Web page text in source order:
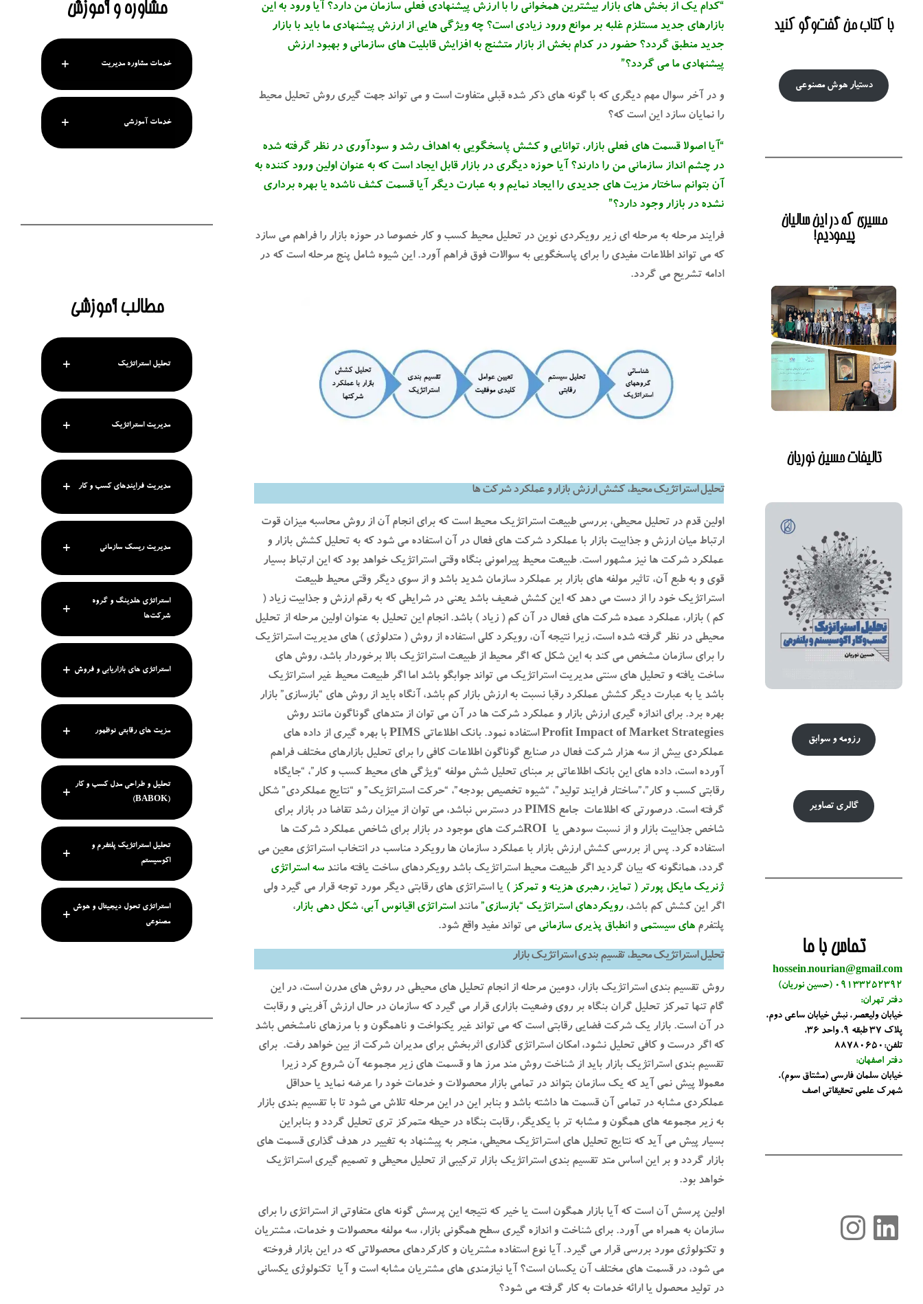
“کدام یک از بخش های بازار بیشترین همخوانی را با ارزش پیشنهادی فعلی سازمان من دارد؟ آیا ورود به این
بازارهای جدید مستلزم غلبه بر موانع ورود زیادی است؟ چه ویژگی هایی از ارزش پیشنهادی ما باید با بازار
جدید منطبق گردد؟ حضور در کدام بخش از بازار متشنج به افزایش قابلیت های سازمانی و بهبود ارزش
پیشنهادی ما می گردد؟”
و در آخر سوال مهم دیگری که با گونه های ذکر شده قبلی متفاوت است و می تواند جهت گیری روش تحلیل محیط
را نمایان سازد این است که؟
“آیا اصولا قسمت های فعلی بازار، توانایی و کشش پاسخگویی به اهداف رشد و سودآوری در نظر گرفته شده
در چشم انداز سازمانی من را دارند؟ آیا حوزه دیگری در بازار قابل ایجاد است که به عنوان اولین ورود کننده به
آن بتوانم ساختار مزیت های جدیدی را ایجاد نمایم و به عبارت دیگر آیا قسمت کشف ناشده یا بهره برداری
نشده در بازار وجود دارد؟”
فرایند مرحله به مرحله ای زیر رویکردی نوین در تحلیل محیط کسب و کار خصوصا در حوزه بازار را فراهم می سازد
که می تواند اطلاعات مفیدی را برای پاسخگویی به سوالات فوق فراهم آورد. این شیوه شامل پنج مرحله است که در
ادامه تشریح می گردد.
تحلیل استراتژیک محیط، کشش ارزش بازار و عملکرد شرکت ها
اولین قدم در تحلیل محیطی، بررسی طبیعت استراتژیک محیط است که برای انجام آن از روش محاسبه میزان قوت
ارتباط میان ارزش و جذابیت بازار با عملکرد شرکت های فعال در آن استفاده می شود که به تحلیل کشش بازار و
عملکرد شرکت ها نیز مشهور است. طبیعت محیط پیرامونی بنگاه وقتی استراتژیک خواهد بود که این ارتباط بسیار
قوی و به طبع آن، تاثیر مولفه های بازار بر عملکرد سازمان شدید باشد و از سوی دیگر وقتی محیط طبیعت
استراتژیک خود را از دست می دهد که این کشش ضعیف باشد یعنی در شرایطی که به رقم ارزش و جذابیت زیاد (
کم ) بازار، عملکرد عمده شرکت های فعال در آن کم ( زیاد ) باشد. انجام این تحلیل به عنوان اولین مرحله از تحلیل
محیطی در نظر گرفته شده است، زیرا نتیجه آن، رویکرد کلی استفاده از روش ( متدلوژی ) های مدیریت استراتژیک
را برای سازمان مشخص می کند به این شکل که اگر محیط از طبیعت استراتژیک بالا برخوردار باشد، روش های
ساخت یافته و تحلیل های سنتی مدیریت استراتژیک می تواند جوابگو باشد اما اگر طبیعت محیط غیر استراتژیک
باشد یا به عبارت دیگر کشش عملکرد رقبا نسبت به ارزش بازار کم باشد، آنگاه باید از روش های “بازسازی” بازار
بهره برد. برای اندازه گیری ارزش بازار و عملکرد شرکت ها در آن می توان از متدهای گوناگون مانند روش
Profit Impact of Market Strategies استفاده نمود. بانک اطلاعاتی PIMS با بهره گیری از داده های
عملکردی بیش از سه هزار شرکت فعال در صنایع گوناگون اطلاعات کافی را برای تحلیل بازارهای مختلف فراهم
آورده است، داده های این بانک اطلاعاتی بر مبنای تحلیل شش مولفه “ویژگی های محیط کسب و کار”، “جایگاه
رقابتی کسب و کار”،”ساختار فرایند تولید”، “شیوه تخصیص بودجه”، “حرکت استراتژیک” و “نتایج عملکردی” شکل
گرفته است. درصورتی که اطلاعات جامع PIMS در دسترس نباشد، می توان از میزان رشد تقاضا در بازار برای
شاخص جذابیت بازار و از نسبت سودهی یا ROIشرکت های موجود در بازار برای شاخص عملکرد شرکت ها
استفاده کرد. پس از بررسی کشش ارزش بازار با عملکرد سازمان ها رویکرد مناسب در انتخاب استراتژی معین می
گردد، همانگونه که بیان گردید اگر طبیعت محیط استراتژیک باشد رویکردهای ساخت یافته مانند سه استراتژی
ژنریک مایکل پورتر ( تمایز، رهبری هزینه و تمرکز ) یا استراتژی های رقابتی دیگر مورد توجه قرار می گیرد ولی
اگر این کشش کم باشد،رویکردهای استراتژیک “بازسازی” ماننداستراتژی اقیانوس آبی، شکل دهی بازار،
پلتفرم های سیستمی وانطباق پذیری سازمانی می تواند مفید واقع شود.
تحلیل استراتژیک محیط، تقسیم بندی استراتژیک بازار
روش تقسیم بندی استراتژیک بازار، دومین مرحله از انجام تحلیل های محیطی در روش های مدرن است، در این
گام تنها تمرکز تحلیل گران بنگاه بر روی وضعیت بازاری قرار می گیرد که سازمان در حال ارزش آفرینی و رقابت
در آن است. بازار یک شرکت فضایی رقابتی است که می تواند غیر یکنواخت و ناهمگون و با مرزهای نامشخص باشد
که اگر درست و کافی تحلیل نشود، امکان استراتژی گذاری اثربخش برای مدیران شرکت از بین خواهد رفت. برای
تقسیم بندی استراتژیک بازار باید از شناخت روش مند مرز ها و قسمت های زیر مجموعه آن شروع کرد زیرا
معمولا پیش نمی آید که یک سازمان بتواند در تمامی بازار محصولات و خدمات خود را عرضه نماید یا حداقل
عملکردی مشابه در تمامی آن قسمت ها داشته باشد و بنابر این در این مرحله تلاش می شود تا با تقسیم بندی بازار
به زیر مجموعه های همگون و مشابه تر با یکدیگر، رقابت بنگاه در حیطه متمرکز تری تحلیل گردد و بنابراین
بسیار پیش می آید که نتایج تحلیل های استراتژیک محیطی، منجر به پیشنهاد به تغییر در هدف گذاری قسمت های
بازار گردد و بر این اساس متد تقسیم بندی استراتژیک بازار ترکیبی از تحلیل محیطی و تصمیم گیری استراتژیک
خواهد بود.
اولین پرسش آن است که آیا بازار همگون است یا خیر که نتیجه این پرسش گونه های متفاوتی از استراتژی را برای
سازمان به همراه می آورد. برای شناخت و اندازه گیری سطح همگونی بازار، سه مولفه محصولات و خدمات، مشتریان
و تکنولوژی مورد بررسی قرار می گیرد. آیا نوع استفاده مشتریان و کارکردهای محصولاتی که در این بازار فروخته
می شود، در قسمت های مختلف آن یکسان است؟ آیا نیازمندی های مشتریان مشابه است و آیا تکنولوژی یکسانی
در تولید محصول یا ارائه خدمات به کار گرفته می شود؟
مشاوره و آموزش
خدمات مشاوره مدیریت
خدمات آموزشی
مطالب آموزشی
تحلیل استراتژیک
مدیریت استراتژیک
مدیریت فرایندهای کسب و کار
مدیریت ریسک سازمانی
استراتژی هلدینگ و گروه
شرکت‌ها
استراتژی های بازاریابی و فروش
مزیت های رقابتی نوظهور
تحلیل و طراحی مدل کسب و کار
(BABOK)
تحلیل استراتژیک پلتفرم و
اکوسیستم
استراتژی تحول دیجیتال و هوش
مصنوعی
با کتاب من گفت‌‌وگو کنید
دستیار هوش‌ مصنوعی
مسیری که در این سالیان
پیمودیم!
تالیفات حسین نوریان
رزومه و سوابق
گالری تصاویر
تماس با ما
hossein.nourian@gmail.com
09133252392 (حسین نوریان)
دفتر تهران:
خیابان ولیعصر، نبش خیابان ساعی دوم،
پلاک 37 طبقه 9، واحد 36،
تلفن:88780650
دفتر اصفهان:
خیابان سلمان فارسی (مشتاق سوم)،
شهرک علمی تحقیقاتی اصف
لینکداین
اینستاگرم